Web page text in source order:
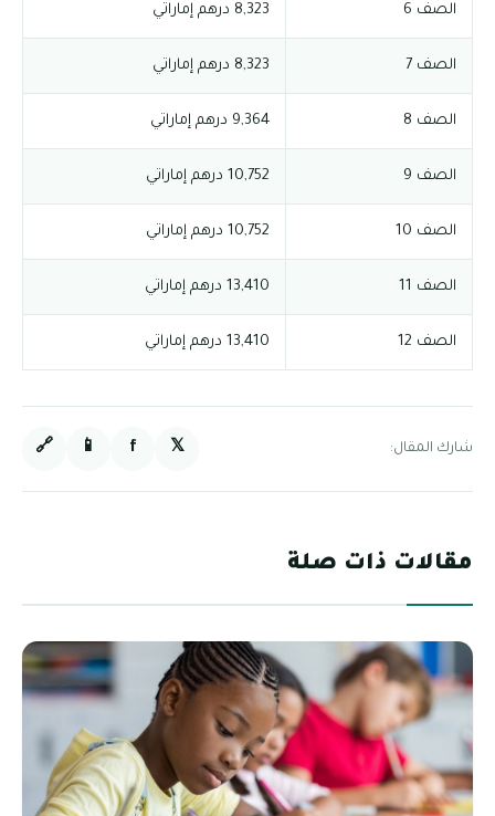
الصف 6 8,323 درهم إماراتي
الصف 7 8,323 درهم إماراتي
الصف 8 9,364 درهم إماراتي
الصف 9 10,752 درهم إماراتي
الصف 10 10,752 درهم إماراتي
الصف 11 13,410 درهم إماراتي
الصف 12 13,410 درهم إماراتي
شارك المقال: 𝕏
f
📱
🔗
مقالات ذات صلة